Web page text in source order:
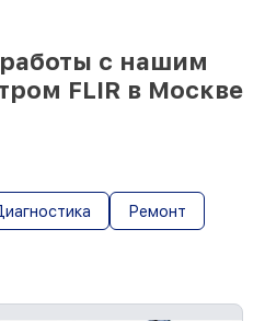
с нашим
FLIR в Москве
Ремонт